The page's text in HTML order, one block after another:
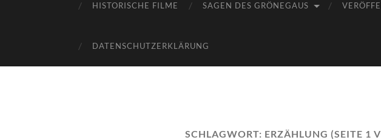
HISTORISCHE FILME SAGEN DES GRÖNEGAUS
DATENSCHUTZERKLÄRUNG
SCHLAGWORT: ERZÄHLUNG (SEITE 1